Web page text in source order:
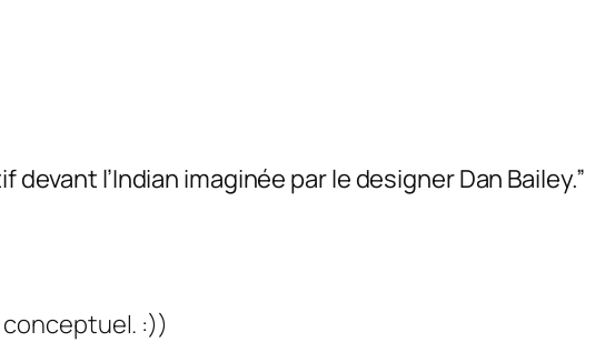
l’Indian imaginée par le designer Dan Bailey.”
:))